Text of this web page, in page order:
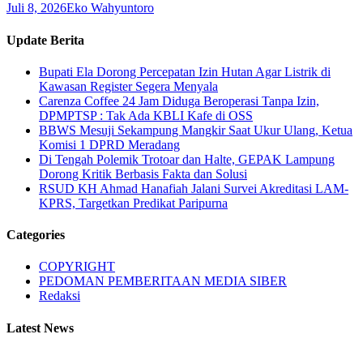
Juli 8, 2026Eko Wahyuntoro
Update Berita
Bupati Ela Dorong Percepatan Izin Hutan Agar Listrik di
Kawasan Register Segera Menyala
Carenza Coffee 24 Jam Diduga Beroperasi Tanpa Izin,
DPMPTSP : Tak Ada KBLI Kafe di OSS
BBWS Mesuji Sekampung Mangkir Saat Ukur Ulang, Ketua
Komisi 1 DPRD Meradang
Di Tengah Polemik Trotoar dan Halte, GEPAK Lampung
Dorong Kritik Berbasis Fakta dan Solusi
RSUD KH Ahmad Hanafiah Jalani Survei Akreditasi LAM-
KPRS, Targetkan Predikat Paripurna
Categories
COPYRIGHT
PEDOMAN PEMBERITAAN MEDIA SIBER
Redaksi
Latest News